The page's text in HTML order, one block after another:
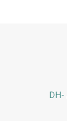
دستگاه ضبط تصاویر داهوا Dahua مدل DH-